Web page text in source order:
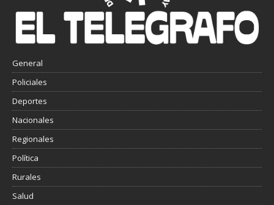
General
Policiales
Deportes
Nacionales
Regionales
Política
Rurales
Salud